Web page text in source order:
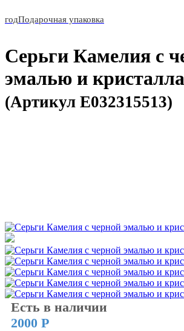
годПодарочная упаковка
Серьги Камелия с
эмалью и
(Артикул E032315513)
Есть в наличии
2000 Р